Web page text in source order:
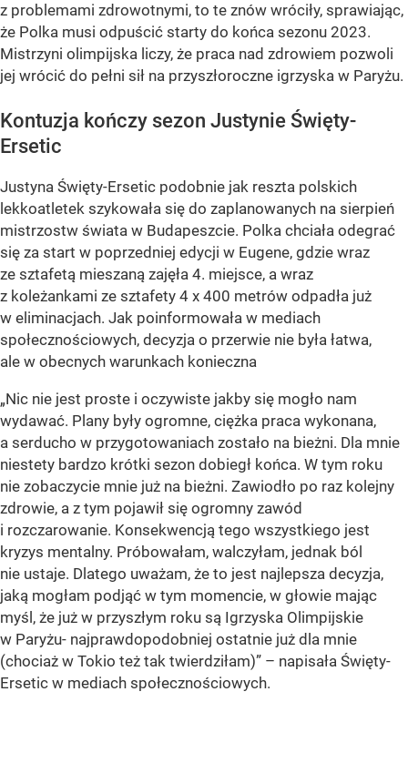
z problemami zdrowotnymi, to te znów wróciły, sprawiając,
że Polka musi odpuścić starty do końca sezonu 2023.
Mistrzyni olimpijska liczy, że praca nad zdrowiem pozwoli
jej wrócić do pełni sił na przyszłoroczne igrzyska w Paryżu.
Kontuzja kończy sezon Justynie Święty-
Ersetic
Justyna Święty-Ersetic podobnie jak reszta polskich
lekkoatletek szykowała się do zaplanowanych na sierpień
mistrzostw świata w Budapeszcie. Polka chciała odegrać
się za start w poprzedniej edycji w Eugene, gdzie wraz
ze sztafetą mieszaną zajęła 4. miejsce, a wraz
z koleżankami ze sztafety 4 x 400 metrów odpadła już
w eliminacjach. Jak poinformowała w mediach
społecznościowych, decyzja o przerwie nie była łatwa,
ale w obecnych warunkach konieczna
„Nic nie jest proste i oczywiste jakby się mogło nam
wydawać. Plany były ogromne, ciężka praca wykonana,
a serducho w przygotowaniach zostało na bieżni. Dla mnie
niestety bardzo krótki sezon dobiegł końca. W tym roku
nie zobaczycie mnie już na bieżni. Zawiodło po raz kolejny
zdrowie, a z tym pojawił się ogromny zawód
i rozczarowanie. Konsekwencją tego wszystkiego jest
kryzys mentalny. Próbowałam, walczyłam, jednak ból
nie ustaje. Dlatego uważam, że to jest najlepsza decyzja,
jaką mogłam podjąć w tym momencie, w głowie mając
myśl, że już w przyszłym roku są Igrzyska Olimpijskie
w Paryżu- najprawdopodobniej ostatnie już dla mnie
(chociaż w Tokio też tak twierdziłam)” – napisała Święty-
Ersetic w mediach społecznościowych.